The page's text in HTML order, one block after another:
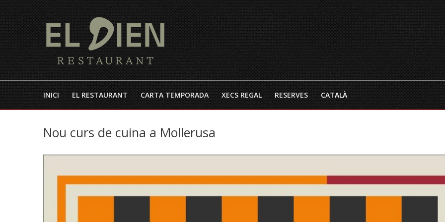
INICI EL RESTAURANT CARTA TEMPORADA XECS REGAL RESERVES CATALÀ
Nou curs de cuina a Mollerusa
INICI EL RESTAURANT CARTA